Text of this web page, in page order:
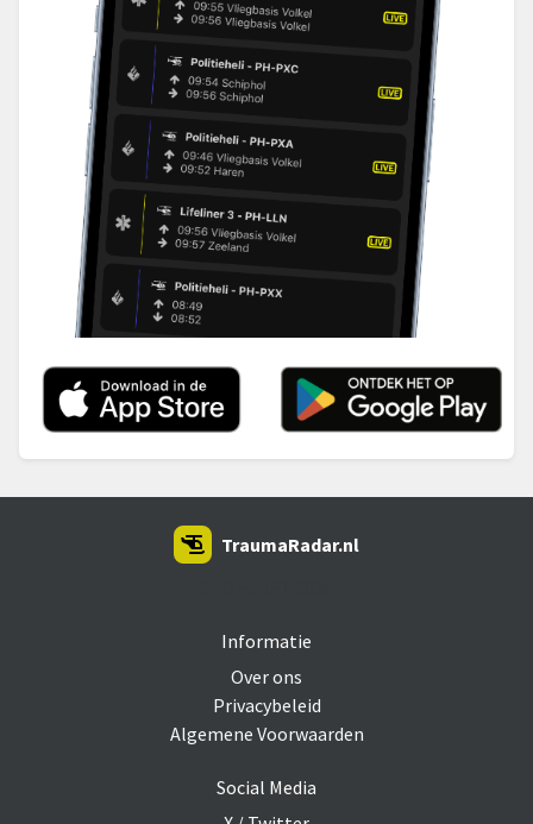
Informatie
Over ons
Privacybeleid
Algemene Voorwaarden
Social Media
TraumaRadar.nl